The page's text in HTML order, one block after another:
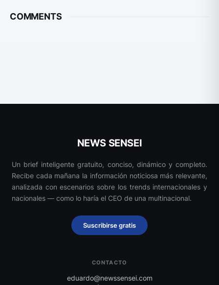
COMMENTS
NEWS SENSEI
Un brief inteligente gratuito, conciso, dinámico y completo.
Recibe cada mañana la información noticiosa más relevante,
analizada con escenarios sobre los trends internacionales y
nacionales — como lo haría el CEO de una multinacional.
Suscribirse gratis
CONTACTO
eduardo@newssensei.com